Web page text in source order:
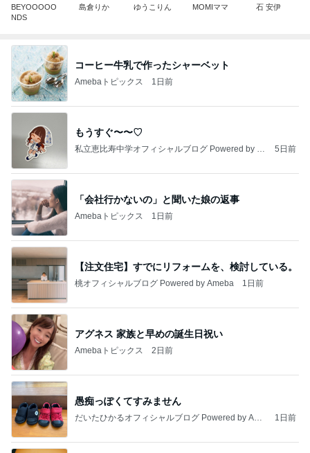
BEYOOOOO
NDS
島倉りか ゆうこりん MOMIママ 石 安伊
コーヒー牛乳で作ったシャーベット
Amebaトピックス 1日前
もうすぐ〜〜♡
私立恵比寿中学オフィシャルブログ Powered by A
5日前
「会社行かないの」と聞いた娘の返事
Amebaトピックス 1日前
【注文住宅】すでにリフォームを、検討している。
桃オフィシャルブログ Powered by Ameba 1日前
アグネス 家族と早めの誕生日祝い
Amebaトピックス 2日前
愚痴っぽくてすみません
だいたひかるオフィシャルブログ Powered by Ame
1日前